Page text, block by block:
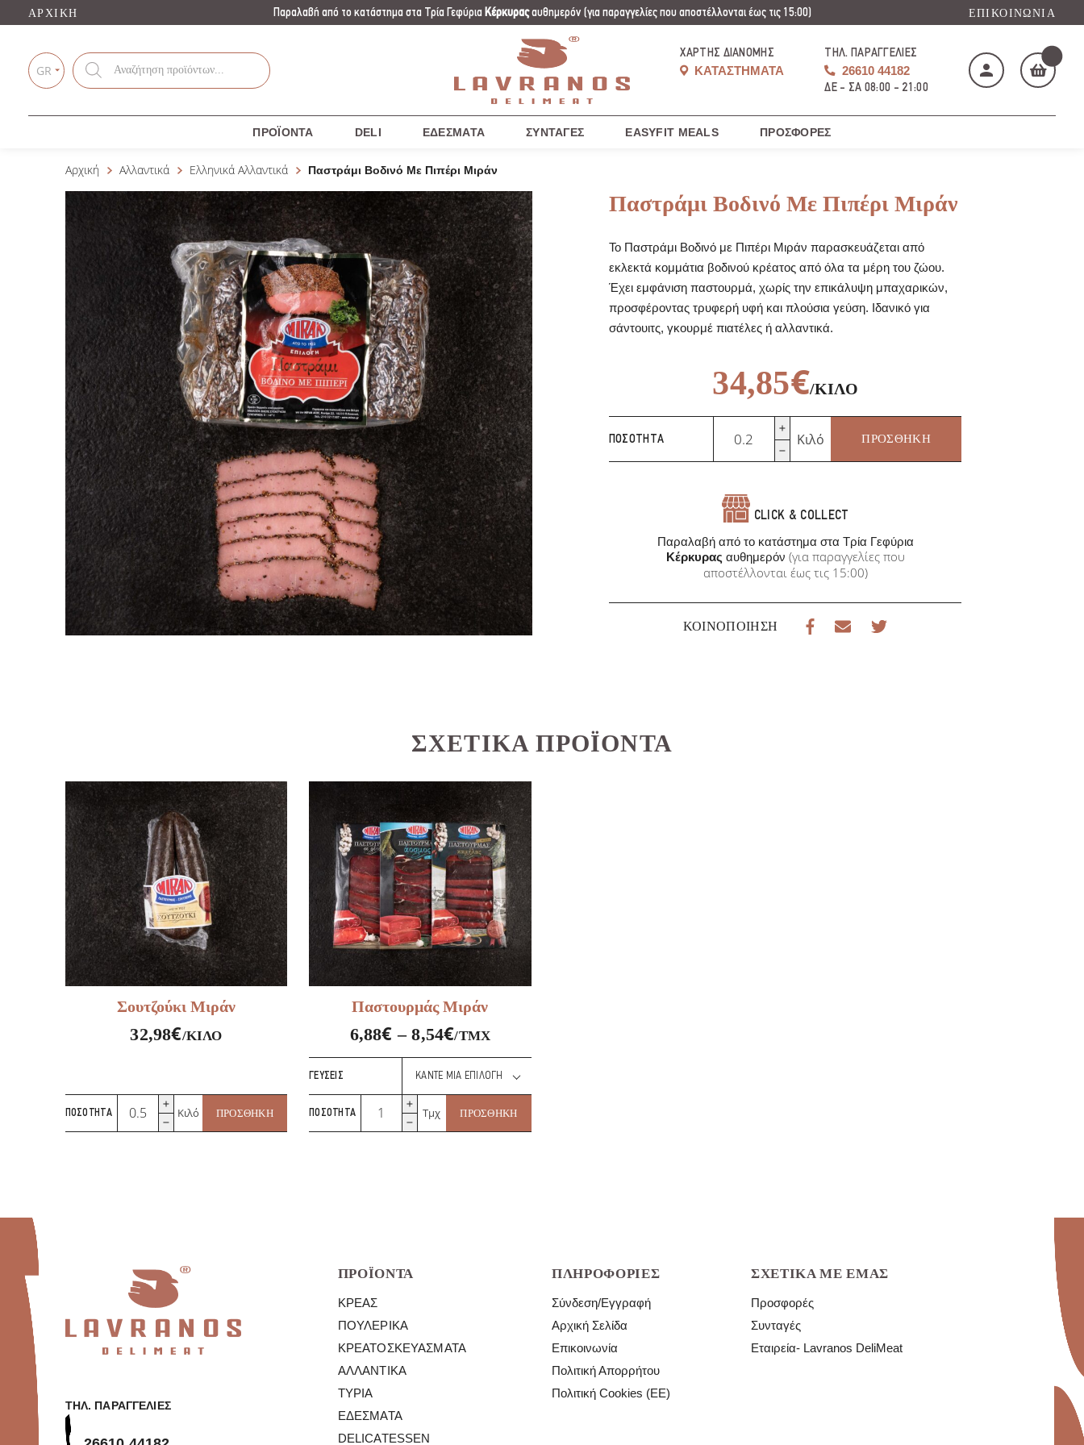
ΑΡΧΙΚΉ Παραλαβή από το κατάστημα στα Τρία Γεφύρια Κέρκυραςαυθημερόν (για παραγγελίες που αποστέλλονται έως τις 15:00) ΕΠΙΚΟΙΝΩΝΊΑ
GR
Products
search
ΧΆΡΤΗΣ ΔΙΑΝΟΜΉΣ
ΚΑΤΑΣΤΉΜΑΤΑ
ΤΗΛ. ΠΑΡΑΓΓΕΛΊΕΣ
26610 44182
ΔΕ - ΣΑ 08:00 - 21:00
Το καλάθι μου
ΑΓΌΡΑΣΕ ΤΏΡΑ
ΠΡΟΪΌΝΤΑ DELI ΕΔΈΣΜΑΤΑ ΣΥΝΤΑΓΈΣ EASYFIT MEALS ΠΡΟΣΦΟΡΈΣ
Αρχική Αλλαντικά Ελληνικά Αλλαντικά Παστράμι Βοδινό Με Πιπέρι Μιράν
Παστράμι Βοδινό Με Πιπέρι Μιράν
Το Παστράμι Βοδινό με Πιπέρι Μιράν παρασκευάζεται από
εκλεκτά κομμάτια βοδινού κρέατος από όλα τα μέρη του ζώου.
Έχει εμφάνιση παστουρμά, χωρίς την επικάλυψη μπαχαρικών,
προσφέροντας τρυφερή υφή και πλούσια γεύση. Ιδανικό για
σάντουιτς, γκουρμέ πιατέλες ή αλλαντικά.
34,85€/ΚΙΛΌ
ΠΟΣΌΤΗΤΑ
Βοδινό
Με
Μιράν
ποσότητα
Κιλό ΠΡΟΣΘΉΚΗ
CLICK & COLLECT
Παραλαβή από το κατάστημα στα Τρία Γεφύρια
Κέρκυρας αυθημερόν (για παραγγελίες που
αποστέλλονται έως τις 15:00)
ΚΟΙΝΟΠΟΊΗΣΗ
ΣΧΕΤΙΚΆ ΠΡΟΪΌΝΤΑ
Σουτζούκι Μιράν
32,98€/ΚΙΛΌ
ΠΟΣΌΤΗΤΑ
Σουτζούκι
Μιράν
ποσότητα
Κιλό ΠΡΟΣΘΉΚΗ
Παστουρμάς Μιράν
6,88€ –8,54€/ΤΜΧ
ΓΕΎΣΕΙΣ
ΠΟΣΌΤΗΤΑ
Παστουρμάς
Μιράν
ποσότητα
Τμχ ΠΡΟΣΘΉΚΗ
ΤΗΛ. ΠΑΡΑΓΓΕΛΊΕΣ
ΠΡΟΪΌΝΤΑ
ΚΡΈΑΣ
ΠΟΥΛΕΡΙΚΆ
ΚΡΕΑΤΟΣΚΕΥΆΣΜΑΤΑ
ΑΛΛΑΝΤΙΚΆ
ΤΥΡΙΆ
ΕΔΈΣΜΑΤΑ
DELICATESSEN
ΠΛΗΡΟΦΟΡΊΕΣ
Σύνδεση/Εγγραφή
Αρχική Σελίδα
Επικοινωνία
Πολιτική Απορρήτου
Πολιτική Cookies (ΕΕ)
ΣΧΕΤΙΚΆ ΜΕ ΕΜΆΣ
Προσφορές
Συνταγές
Εταιρεία- Lavranos DeliMeat